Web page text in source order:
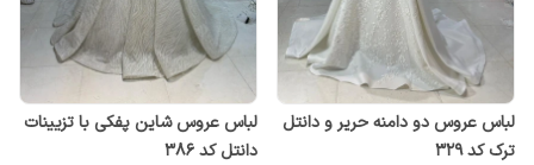
لباس عروس دو دامنه حریر و دانتل
ترک کد ۳۲۹
لباس عروس شاین پفکی با تزیینات
دانتل کد ۳۸۶